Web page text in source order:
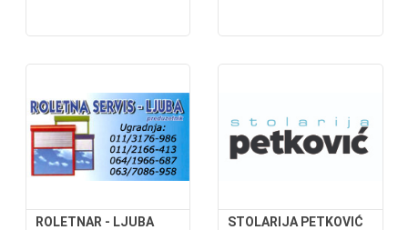
ROLETNAR - LJUBA STOLARIJA PETKOVIĆ